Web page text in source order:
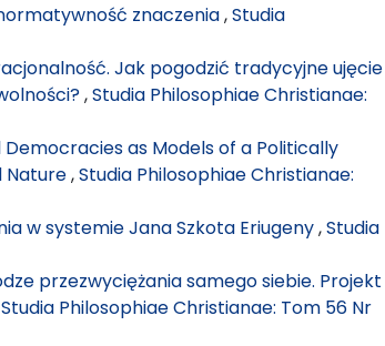
znaczenia,Studia
Jak pogodzić tradycyjne ujęcie
,Studia Philosophiae Christianae:
as Models of a Politically
Nature,Studia Philosophiae Christianae:
w systemie Jana Szkota Eriugeny,Studia
przezwyciężania samego siebie. Projekt
Studia Philosophiae Christianae: Tom 56 Nr